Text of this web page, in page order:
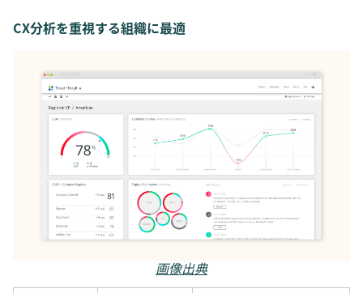
CX分析を重視する組織に最適
画像出典